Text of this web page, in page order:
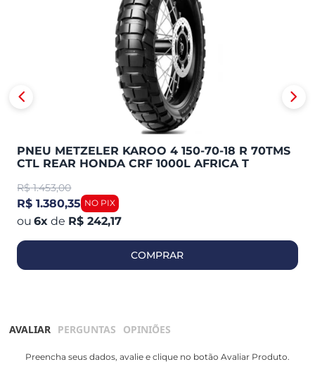
PNEU METZELER KAROO 4 150-70-18 R 70TMS
CTL REAR HONDA CRF 1000L AFRICA T
R$ 1.453,00
R$ 1.380,35
6x de R$ 242,17
COMPRAR
AVALIAR PERGUNTAS OPINIÕES
Preencha seus dados, avalie e clique no botão Avaliar Produto.